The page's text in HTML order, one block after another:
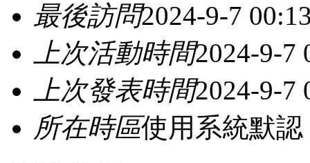
最後訪問2024-9-7
上次活動時間2024-9-7
上次發表時間2024-9-7
所在時區使用系統默認